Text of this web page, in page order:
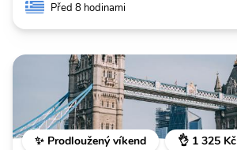
Před 8 hodinami
✨ Prodloužený víkend 👌 1 325 Kč